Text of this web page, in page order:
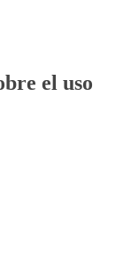
el uso